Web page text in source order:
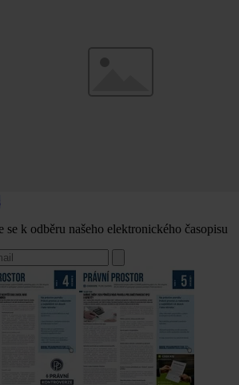
se k odběru našeho elektronického časopisu